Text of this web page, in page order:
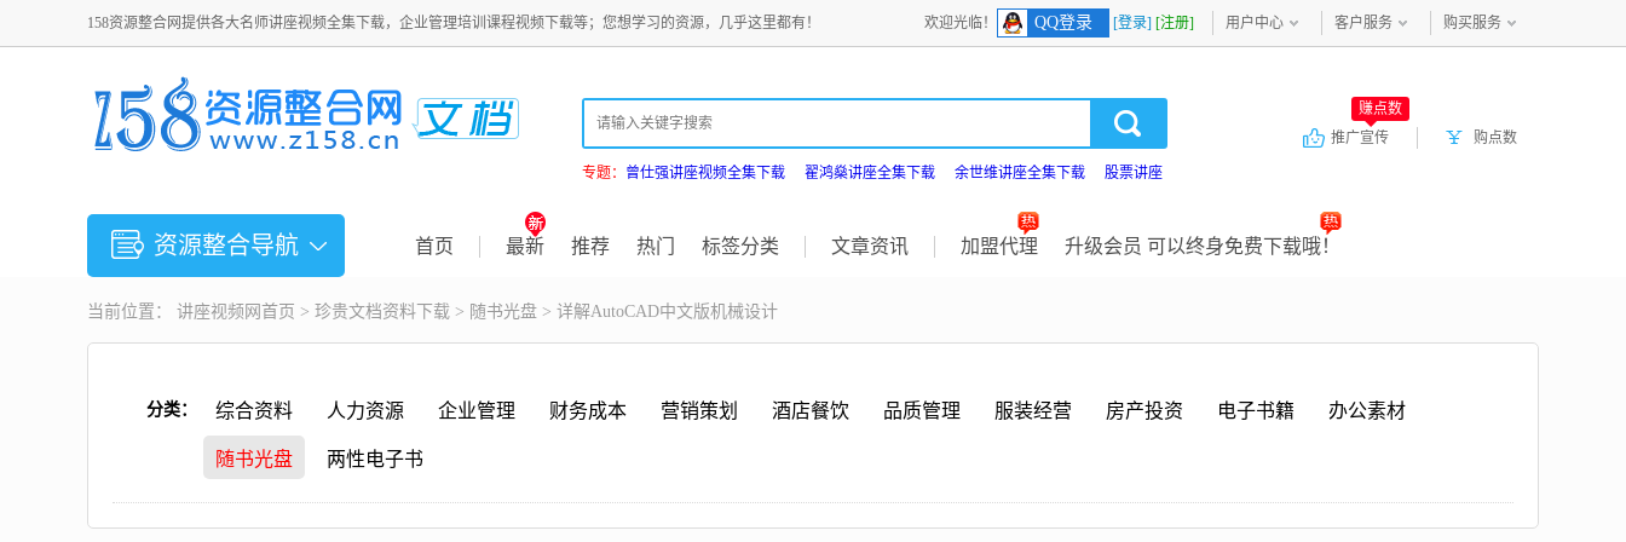
158资源整合网提供各大名师讲座视频全集下载，企业管理培训课程视频下载等；您想学习的资源，几乎这里都有！ 欢迎光临！ QQ登录 [登录] [注册] 用户中心 客户服务 购买服务
专题： 曾仕强讲座视频全集下载 翟鸿燊讲座全集下载 余世维讲座全集下载 股票讲座
购点数
推广宣传
赚点数
资源整合导航 首页 最新 推荐 热门 标签分类 文章资讯 加盟代理 升级会员 可以终身免费下载哦！
当前位置： 讲座视频 网首页 > 珍贵文档资料下载 > 随书光盘 > 详解AutoCAD中文版机械设计
分类： 综合资料 人力资源 企业管理 财务成本 营销策划 酒店餐饮 品质管理 服装经营 房产投资 电子书籍 办公素材
随书光盘 两性电子书